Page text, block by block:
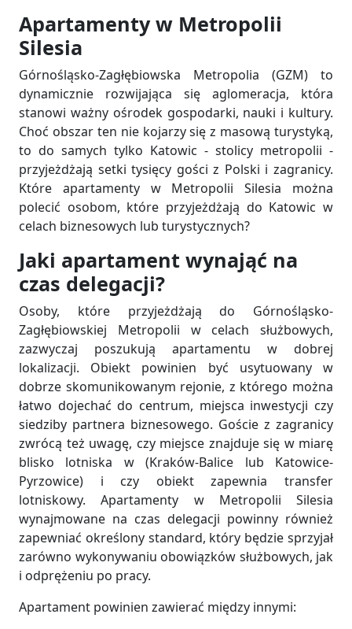
Apartamenty w Metropolii
Silesia
Górnośląsko-Zagłębiowska Metropolia (GZM) to
dynamicznie rozwijająca się aglomeracja, która
stanowi ważny ośrodek gospodarki, nauki i kultury.
Choć obszar ten nie kojarzy się z masową turystyką,
to do samych tylko Katowic - stolicy metropolii -
przyjeżdżają setki tysięcy gości z Polski i zagranicy.
Które apartamenty w Metropolii Silesia można
polecić osobom, które przyjeżdżają do Katowic w
celach biznesowych lub turystycznych?
Jaki apartament wynająć na
czas delegacji?
Osoby, które przyjeżdżają do Górnośląsko-
Zagłębiowskiej Metropolii w celach służbowych,
zazwyczaj poszukują apartamentu w dobrej
lokalizacji. Obiekt powinien być usytuowany w
dobrze skomunikowanym rejonie, z którego można
łatwo dojechać do centrum, miejsca inwestycji czy
siedziby partnera biznesowego. Goście z zagranicy
zwrócą też uwagę, czy miejsce znajduje się w miarę
blisko lotniska w (Kraków-Balice lub Katowice-
Pyrzowice) i czy obiekt zapewnia transfer
lotniskowy. Apartamenty w Metropolii Silesia
wynajmowane na czas delegacji powinny również
zapewniać określony standard, który będzie sprzyjał
zarówno wykonywaniu obowiązków służbowych, jak
i odprężeniu po pracy.
Apartament powinien zawierać między innymi: